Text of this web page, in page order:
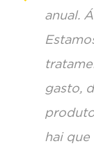
anual.
gasto,
hai que